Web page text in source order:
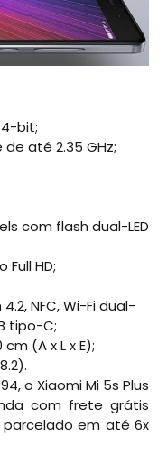
bit;
até 2.35 GHz;
com flash dual-LED
Full HD;
NFC, Wi-Fi dual-
tipo-C;
cm (A x L x E);
o Xiaomi Mi 5s Plus
com frete grátis
em até 6x